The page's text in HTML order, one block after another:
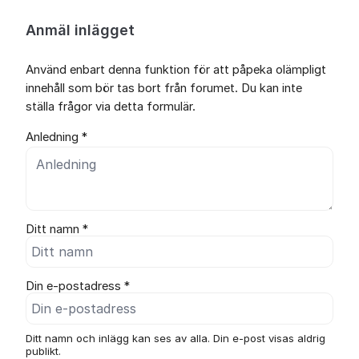
Anmäl inlägget
Använd enbart denna funktion för att påpeka olämpligt
innehåll som bör tas bort från forumet. Du kan inte
ställa frågor via detta formulär.
Anledning *
Ditt namn *
Din e-postadress *
Ditt namn och inlägg kan ses av alla. Din e-post visas aldrig
publikt.